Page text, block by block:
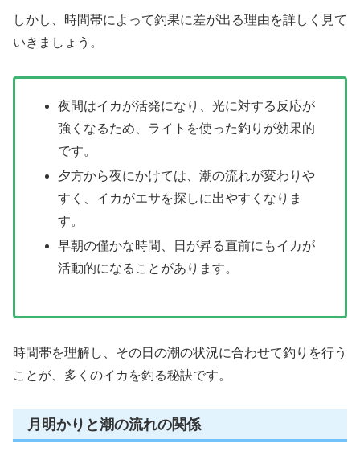
しかし、時間帯によって釣果に差が出る理由を詳しく見て
いきましょう。
夜間はイカが活発になり、光に対する反応が
強くなるため、ライトを使った釣りが効果的
です。
夕方から夜にかけては、潮の流れが変わりや
すく、イカがエサを探しに出やすくなりま
す。
早朝の僅かな時間、日が昇る直前にもイカが
活動的になることがあります。
時間帯を理解し、その日の潮の状況に合わせて釣りを行う
ことが、多くのイカを釣る秘訣です。
月明かりと潮の流れの関係